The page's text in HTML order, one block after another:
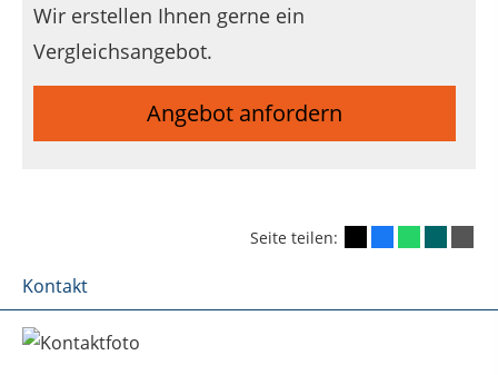
Wir erstellen Ihnen gerne ein
Vergleichsangebot.
Angebot anfordern
Seite teilen:
Kontakt